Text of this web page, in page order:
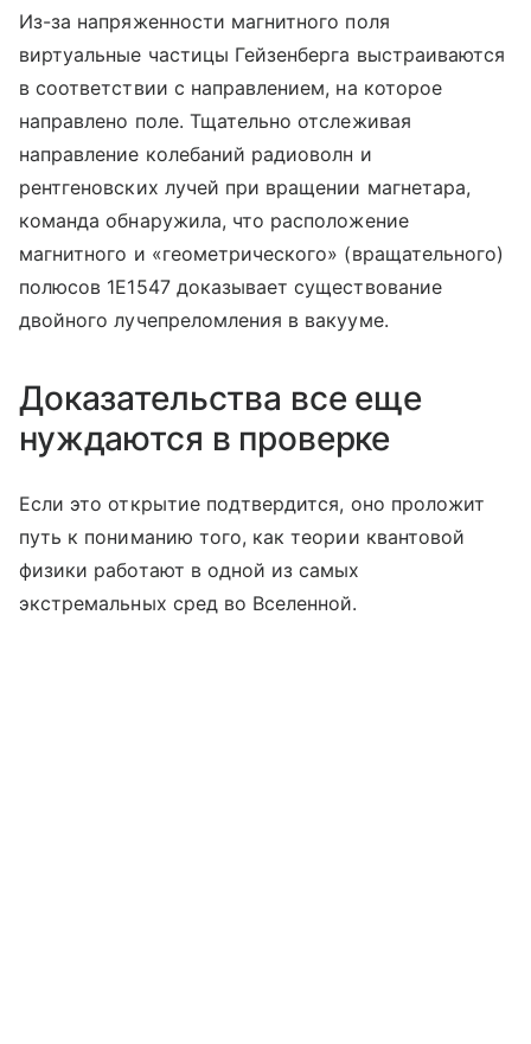
Из-за напряженности магнитного поля
виртуальные частицы Гейзенберга выстраиваются
в соответствии с направлением, на которое
направлено поле. Тщательно отслеживая
направление колебаний радиоволн и
рентгеновских лучей при вращении магнетара,
команда обнаружила, что расположение
магнитного и «геометрического» (вращательного)
полюсов 1E1547 доказывает существование
двойного лучепреломления в вакууме.
Доказательства все еще
нуждаются в проверке
Если это открытие подтвердится, оно проложит
путь к пониманию того, как теории квантовой
физики работают в одной из самых
экстремальных сред во Вселенной.